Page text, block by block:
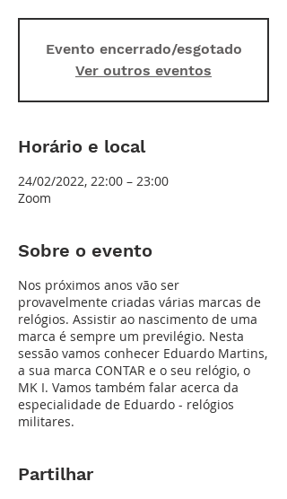
Evento encerrado/esgotado
Ver outros eventos
Horário e local
24/02/2022, 22:00 – 23:00
Zoom
Sobre o evento
Nos próximos anos vão ser
provavelmente criadas várias marcas de
relógios. Assistir ao nascimento de uma
marca é sempre um previlégio. Nesta
sessão vamos conhecer Eduardo Martins,
a sua marca CONTAR e o seu relógio, o
MK I. Vamos também falar acerca da
especialidade de Eduardo - relógios
militares.
Partilhar